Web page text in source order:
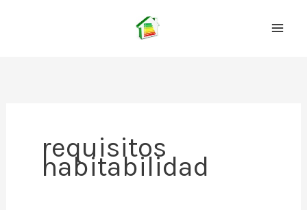
requisitos
habitabilidad